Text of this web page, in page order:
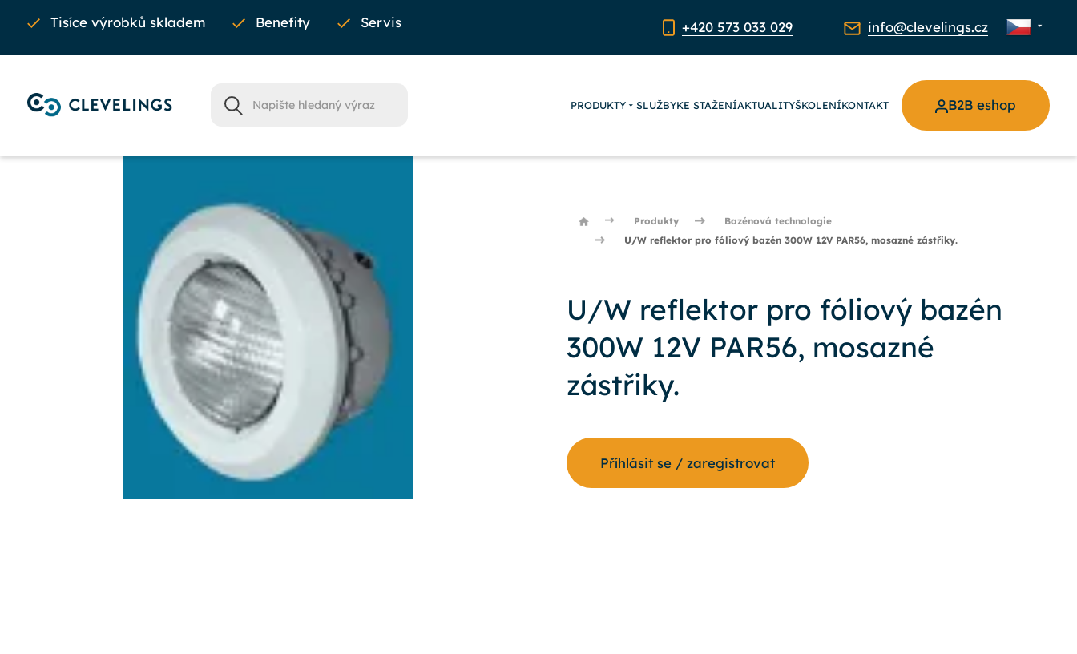
Tisíce výrobků skladem Benefity Servis +420 573 033 029 info@clevelings.cz
PRODUKTY SLUŽBYKE STAŽENÍAKTUALITYŠKOLENÍKONTAKT B2B eshop
Produkty
Bazénová technologie
U/W reflektor pro fóliový bazén 300W 12V PAR56, mosazné zástřiky.
U/W reflektor pro fóliový bazén
300W 12V PAR56, mosazné
zástřiky.
Příhlásit se / zaregistrovat